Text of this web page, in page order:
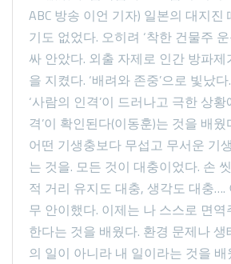
ABC 방송 이언 기자) 일본의 대지진
기도 없었다. 오히려 ‘착한 건물주
싸 안았다. 외출 자제로 인간 방파
을 지켰다. ‘배려와 존중’으로 빛났
‘사람의 인격’이 드러나고 극한 상황
격’이 확인된다(이동훈)는 것을 배
어떤 기생충보다 무섭고 무서운 기
는 것을. 모든 것이 대충이었다. 손
적 거리 유지도 대충, 생각도 대충….
무 안이했다. 이제는 나 스스로 면
한다는 것을 배웠다. 환경 문제나
의 일이 아니라 내 일이라는 것을